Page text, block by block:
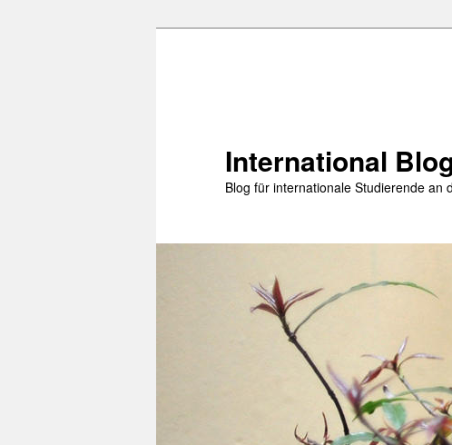
International
Blog für internationale Studierende an